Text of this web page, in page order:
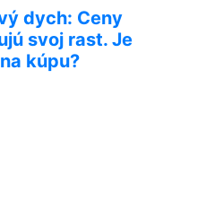
dych: Ceny
svoj rast. Je
kúpu?